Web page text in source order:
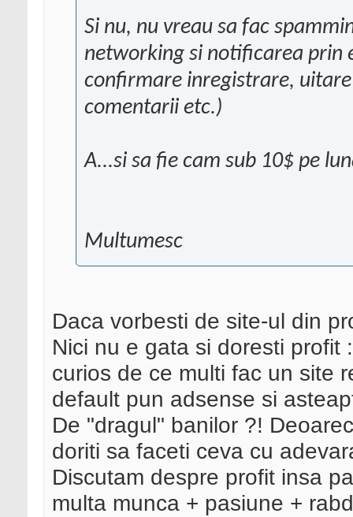
Si nu, nu vreau sa fac
networking si notificarea prin
confirmare inregistrare,
comentarii etc.)
A...si sa fie cam sub 10$ pe
Multumesc
Daca vorbesti de site-ul din
Nici nu e gata si doresti
curios de ce multi fac un site
default pun adsense si
De "dragul" banilor ?!
doriti sa faceti ceva cu
Discutam despre profit insa
multa munca + pasiune +